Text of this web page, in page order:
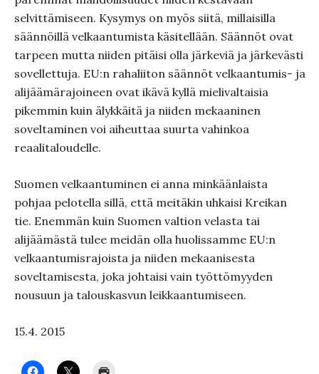
selvittämiseen. Kysymys on myös siitä, millaisilla
säännöillä velkaantumista käsitellään. Säännöt ovat
tarpeen mutta niiden pitäisi olla järkeviä ja järkevästi
sovellettuja. EU:n rahaliiton säännöt velkaantumis- ja
alijäämärajoineen ovat ikävä kyllä mielivaltaisia
pikemmin kuin älykkäitä ja niiden mekaaninen
soveltaminen voi aiheuttaa suurta vahinkoa
reaalitaloudelle.
Suomen velkaantuminen ei anna minkäänlaista
pohjaa pelotella sillä, että meitäkin uhkaisi Kreikan
tie. Enemmän kuin Suomen valtion velasta tai
alijäämästä tulee meidän olla huolissamme EU:n
velkaantumisrajoista ja niiden mekaanisesta
soveltamisesta, joka johtaisi vain työttömyyden
nousuun ja talouskasvun leikkaantumiseen.
15.4. 2015